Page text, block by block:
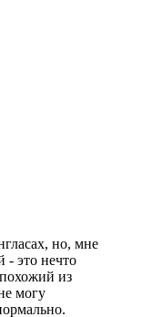
но, мне
- это нечто
из
могу